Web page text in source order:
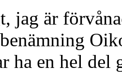
jag är
ha en hel del